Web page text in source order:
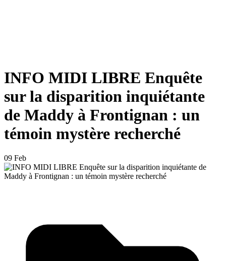
INFO MIDI LIBRE Enquête
sur la disparition inquiétante
de Maddy à Frontignan : un
témoin mystère recherché
09 Feb